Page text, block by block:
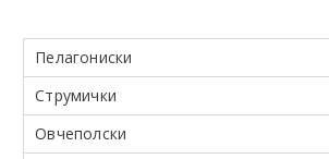
Пелагониски
Струмички
Овчеполски